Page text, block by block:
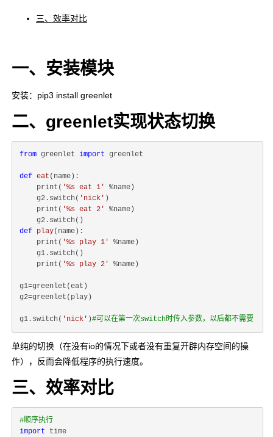
三、效率对比
一、安装模块
安装：pip3 install greenlet
二、greenlet实现状态切换
from greenlet import greenlet
def eat ( name ):
    print(
'%s eat 1'
%name)
    g2.switch(
'nick' )
    print(
'%s eat 2'
%name)
def play( name ):
    print(
'%s play 1'
%name)
    g1.switch()
    print(
'%s play 2' %name)
g1=greenlet(eat)
g2=greenlet(play)
g1.switch( 'nick' )#可以在第一次switch时传入参数，以后都不需要
单纯的切换（在没有io的情况下或者没有重复开辟内存空间的操
作），反而会降低程序的执行速度。
三、效率对比
#顺序执行
import